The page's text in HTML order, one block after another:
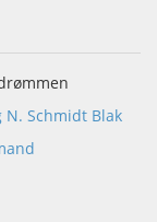
N. Schmidt Blak